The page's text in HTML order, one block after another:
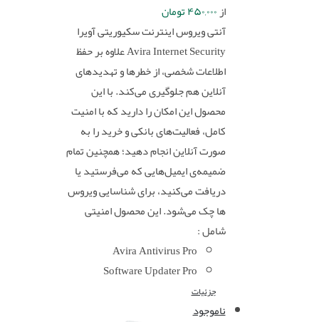
از۴۵۰,۰۰۰تومان
آنتی ویروس اینترنت سکیوریتی آویرا
Avira Internet Security علاوه‌ بر حفظ
اطلاعات شخصی، از خطرها و تهدیدهای
آنلاین هم جلوگیری می‌کند. با این
محصول این امکان را دارید که با امنیت
کامل، فعالیت‌های بانکی و خرید را به
صورت آنلاین انجام دهید؛ همچنین تمام
ضمیمه‌ی ایمیل‌هایی که می‌فرستید یا
دریافت می‌کنید، برای شناسایی ویروس
ها چک می‌شود. این محصول امنیتی
شامل :
Avira Antivirus Pro
Software Updater Pro
جزئیات
ناموجود